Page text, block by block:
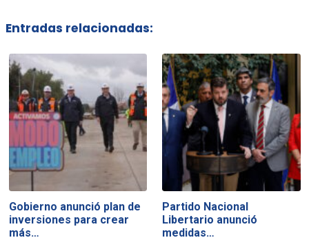
Entradas relacionadas:
Gobierno anunció plan de
inversiones para crear
más…
Partido Nacional
Libertario anunció
medidas…